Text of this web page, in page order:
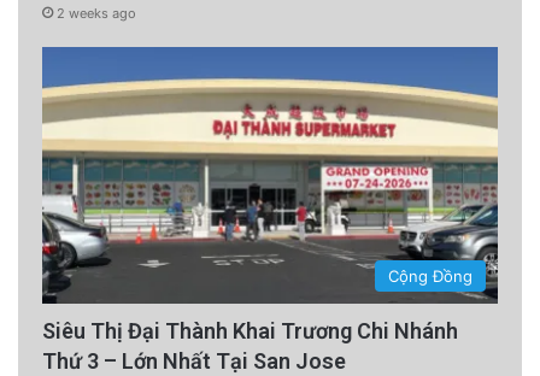
2 weeks ago
Cộng Đồng
Siêu Thị Đại Thành Khai Trương Chi Nhánh
Thứ 3 – Lớn Nhất Tại San Jose